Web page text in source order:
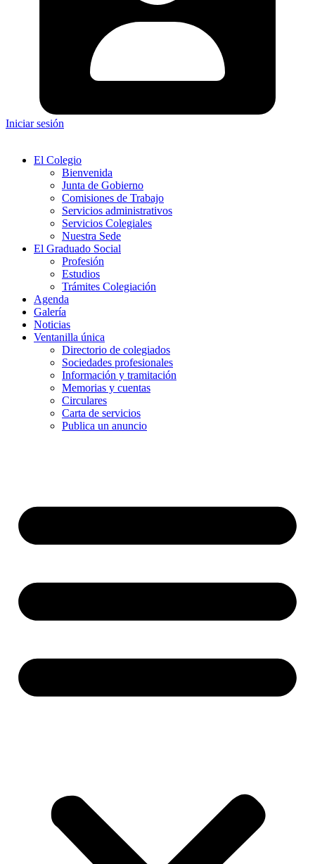
Iniciar sesión
El Colegio
Bienvenida
Junta de Gobierno
Comisiones de Trabajo
Servicios administrativos
Servicios Colegiales
Nuestra Sede
El Graduado Social
Profesión
Estudios
Trámites Colegiación
Agenda
Galería
Noticias
Ventanilla única
Directorio de colegiados
Sociedades profesionales
Información y tramitación
Memorias y cuentas
Circulares
Carta de servicios
Publica un anuncio